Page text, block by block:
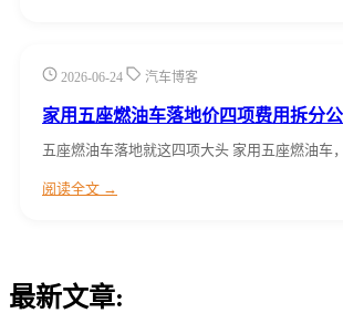
2026-06-24 汽车博客
家用五座燃油车落地价四项费用拆分
五座燃油车落地就这四项大头 家用五座燃油车
阅读全文 →
最新文章: